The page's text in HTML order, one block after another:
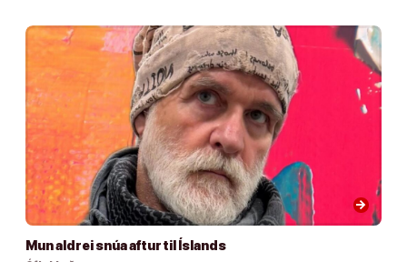
arrow_forward
Mun aldrei snúa aftur til Íslands